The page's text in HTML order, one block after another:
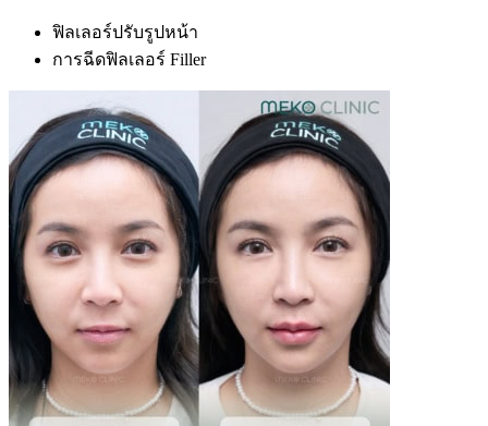
ฟิลเลอร์ปรับรูปหน้า
การฉีดฟิลเลอร์ Filler